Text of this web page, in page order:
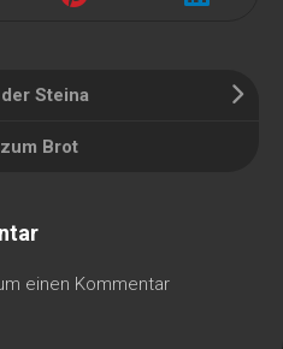
Steina
Brot
einen Kommentar